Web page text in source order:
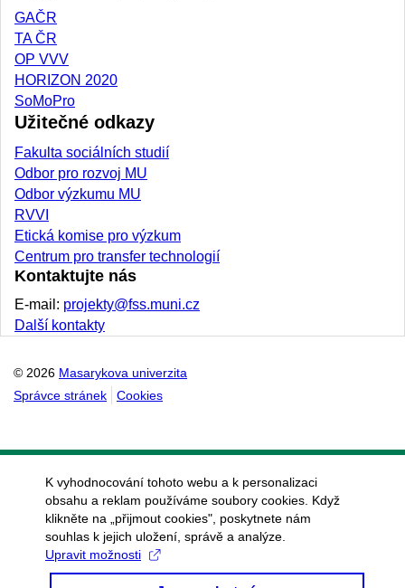
GAČR
TA ČR
OP VVV
HORIZON 2020
SoMoPro
Užitečné odkazy
Fakulta sociálních studií
Odbor pro rozvoj MU
Odbor výzkumu MU
RVVI
Etická komise pro výzkum
Centrum pro transfer technologií
Kontaktujte nás
E-mail: projekty@fss.muni.cz
Další kontakty
© 2026 Masarykova univerzita
Správce stránek
Cookies
K vyhodnocování tohoto webu a k personalizaci
obsahu a reklam používáme soubory cookies. Když
klikněte na „přijmout cookies", poskytnete nám
souhlas k jejich uložení, správě a analýze.
Upravit možnosti